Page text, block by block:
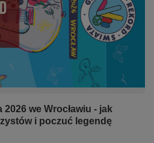
we Wrocławiu - jak
i poczuć legendę